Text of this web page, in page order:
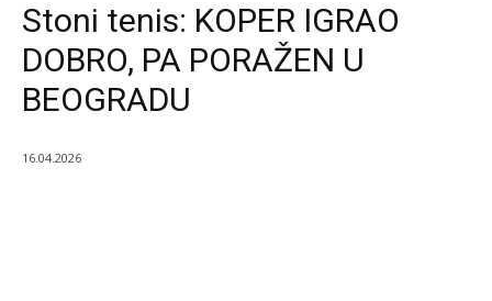
Stoni tenis: KOPER IGRAO
DOBRO, PA PORAŽEN U
BEOGRADU
16.04.2026